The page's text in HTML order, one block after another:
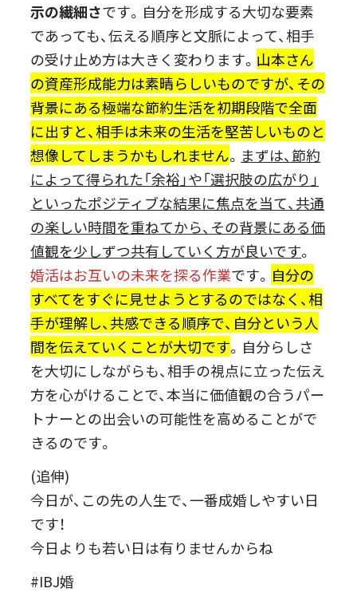
示の繊細さです。自分を形成する大切な要素
であっても、伝える順序と文脈によって、相手
の受け止め方は大きく変わります。 山本さん
の資産形成能力は素晴らしいものですが、その
背景にある極端な節約生活を初期段階で全面
に出すと、相手は未来の生活を堅苦しいものと
想像してしまうかもしれません。 まずは、節約
によって得られた「余裕」や「選択肢の広がり」
といったポジティブな結果に焦点を当て、共通
の楽しい時間を重ねてから、その背景にある価
値観を少しずつ共有していく方が良いです。
婚活はお互いの未来を探る作業です。 自分の
すべてをすぐに見せようとするのではなく、相
手が理解し、共感できる順序で、自分という人
間を伝えていくことが大切です。自分らしさ
を大切にしながらも、相手の視点に立った伝え
方を心がけることで、本当に価値観の合うパー
トナーとの出会いの可能性を高めることがで
きるのです。
(追伸)
今日が、この先の人生で、一番成婚しやすい日
です！
今日よりも若い日は有りませんからね
#IBJ婚